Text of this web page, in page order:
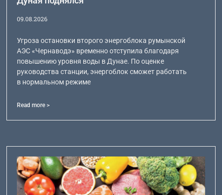
09.08.2026
Угроза остановки второго энергоблока румынской
АЭС «Чернаводэ» временно отступила благодаря
повышению уровня воды в Дунае. По оценке
руководства станции, энергоблок сможет работать
в нормальном режиме
Read more >